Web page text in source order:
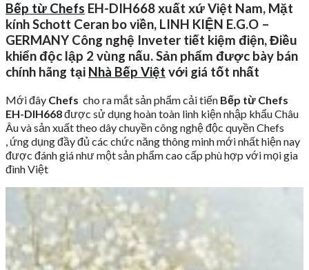
Bếp từ Chefs EH-DIH668 xuất xứ Việt Nam, Mặt
kínhSchott Ceran bo viền, LINH KIỆN E.G.O –
GERMANY Công nghệ Inveter tiết kiệm điện, Điều
khiển độc lập 2 vùng nấu. Sản phẩm được bày bán
chính hãng tại Nhà Bếp Việt với giá tốt nhất
Mới đây Chefs cho ra mắt sản phẩm cải tiến Bếp từ Chefs
EH-DIH668được sử dụng hoàn toàn linh kiện nhập khẩu Châu
Âu và sản xuất theo dây chuyền công nghệ độc quyền Chefs
, ứng dụng đầy đủ các chức năng thông minh mới nhất hiện nay
được đánh giá như một sản phẩm cao cấp phù hợp với mọi gia
đình Việt